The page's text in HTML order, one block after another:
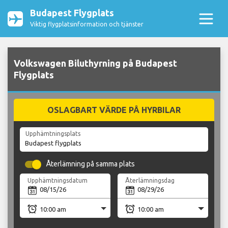
Budapest Flygplats
Viktig flygplatsinformation och tjänster
Volkswagen Biluthyrning på Budapest
Flygplats
OSLAGBART VÄRDE PÅ HYRBILAR
Upphämtningsplats
Återlämning på samma plats
Upphämtningsdatum Återlämningsdag